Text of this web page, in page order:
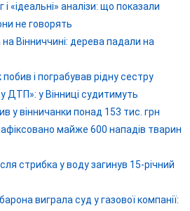
«ідеальні» аналізи: що показали
не говорять
Вінниччині: дерева падали на
і пограбував рідну сестру
ДТП»: у Вінниці судитимуть
у вінничанки понад 153 тис. грн
майже 600 нападів тварин
стрибка у воду загинув 15-річний
виграла суд у газової компанії: